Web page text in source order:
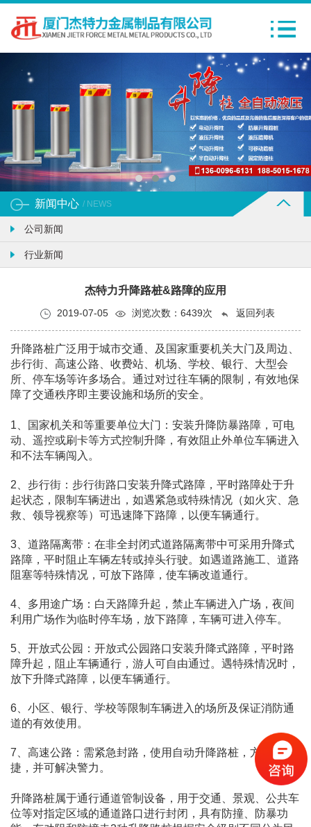
新闻中心 / NEWS
公司新闻
行业新闻
杰特力升降路桩&路障的应用
2019-07-05 浏览次数：6439次 返回列表
升降路桩广泛用于城市交通、及国家重要机关大门及周边、
步行街、高速公路、收费站、机场、学校、银行、大型会
所、停车场等许多场合。通过对过往车辆的限制，有效地保
障了交通秩序即主要设施和场所的安全。
1、国家机关和等重要单位大门：安装升降防暴路障，可电
动、遥控或刷卡等方式控制升降，有效阻止外单位车辆进入
和不法车辆闯入。
2、步行街：步行街路口安装升降式路障，平时路障处于升
起状态，限制车辆进出，如遇紧急或特殊情况（如火灾、急
救、领导视察等）可迅速降下路障，以便车辆通行。
3、道路隔离带：在非全封闭式道路隔离带中可采用升降式
路障，平时阻止车辆左转或掉头行驶。如遇道路施工、道路
阻塞等特殊情况，可放下路障，使车辆改道通行。
4、多用途广场：白天路障升起，禁止车辆进入广场，夜间
利用广场作为临时停车场，放下路障，车辆可进入停车。
5、开放式公园：开放式公园路口安装升降式路障，平时路
障升起，阻止车辆通行，游人可自由通过。遇特殊情况时，
放下升降式路障，以便车辆通行。
6、小区、银行、学校等限制车辆进入的场所及保证消防通
道的有效使用。
7、高速公路：需紧急封路，使用自动升降路桩，方便快
捷，并可解决警力。
升降路桩属于通行通道管制设备，用于交通、景观、公共车
位等对指定区域的通道路口进行封闭，具有防撞、防暴功